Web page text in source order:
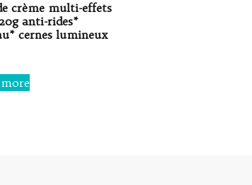
crème multi-effets
anti-rides*
cernes lumineux